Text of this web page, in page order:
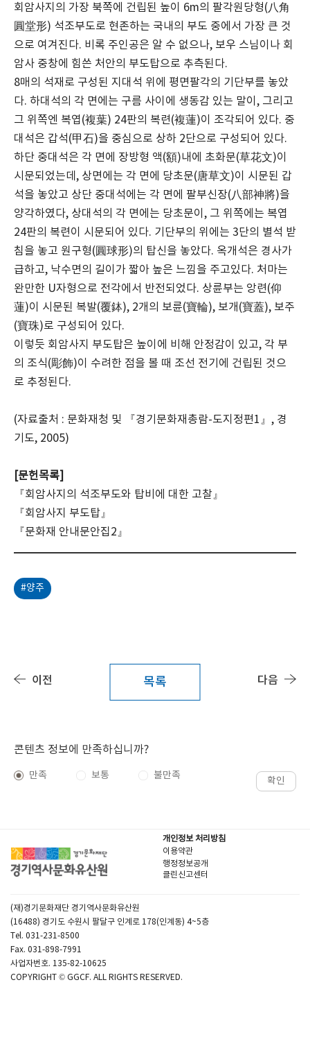
회암사지의 가장 북쪽에 건립된 높이 6m의 팔각원당형(八角
圓堂形) 석조부도로 현존하는 국내의 부도 중에서 가장 큰 것
으로 여겨진다. 비록 주인공은 알 수 없으나, 보우 스님이나 회
암사 중창에 힘쓴 처안의 부도탑으로 추측된다.
8매의 석재로 구성된 지대석 위에 평면팔각의 기단부를 놓았
다. 하대석의 각 면에는 구름 사이에 생동감 있는 말이, 그리고
그 위쪽엔 복엽(複葉) 24판의 복련(複蓮)이 조각되어 있다. 중
대석은 갑석(甲石)을 중심으로 상하 2단으로 구성되어 있다.
하단 중대석은 각 면에 장방형 액(額)내에 초화문(草花文)이
시문되었는데, 상면에는 각 면에 당초문(唐草文)이 시문된 갑
석을 놓았고 상단 중대석에는 각 면에 팔부신장(八部神將)을
양각하였다, 상대석의 각 면에는 당초문이, 그 위쪽에는 복엽
24판의 복련이 시문되어 있다. 기단부의 위에는 3단의 별석 받
침을 놓고 원구형(圓球形)의 탑신을 놓았다. 옥개석은 경사가
급하고, 낙수면의 길이가 짧아 높은 느낌을 주고있다. 처마는
완만한 U자형으로 전각에서 반전되었다. 상륜부는 앙련(仰
蓮)이 시문된 복발(覆鉢), 2개의 보륜(寶輪), 보개(寶蓋), 보주
(寶珠)로 구성되어 있다.
이렇듯 회암사지 부도탑은 높이에 비해 안정감이 있고, 각 부
의 조식(彫飾)이 수려한 점을 볼 때 조선 전기에 건립된 것으
로 추정된다.
(자료출처 : 문화재청 및 『경기문화재총람-도지정편1』, 경
기도, 2005)
[문헌목록]
『회암사지의 석조부도와 탑비에 대한 고찰』
『회암사지 부도탑』
『문화재 안내문안집2』
#양주
이전 목록 다음
콘텐츠 정보에 만족하십니까?
만족 보통 불만족 확인
개인정보 처리방침
이용약관
행정정보공개
클린신고센터
(재)경기문화재단 경기역사문화유산원
(16488) 경기도 수원시 팔달구 인계로 178(인계동) 4~5층
Tel. 031-231-8500
Fax. 031-898-7991
사업자번호. 135-82-10625
COPYRIGHT © GGCF. ALL RIGHTS RESERVED.